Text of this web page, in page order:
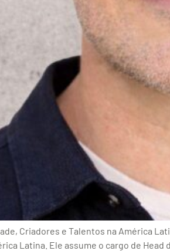
Criadores e Talentos na América
Latina. Ele assume o cargo de